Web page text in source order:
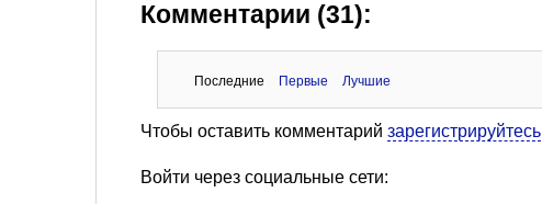
Комментарии (31):
Последние Первые Лучшие
Чтобы оставить комментарий зарегистрируйтесь
Войти через социальные сети: